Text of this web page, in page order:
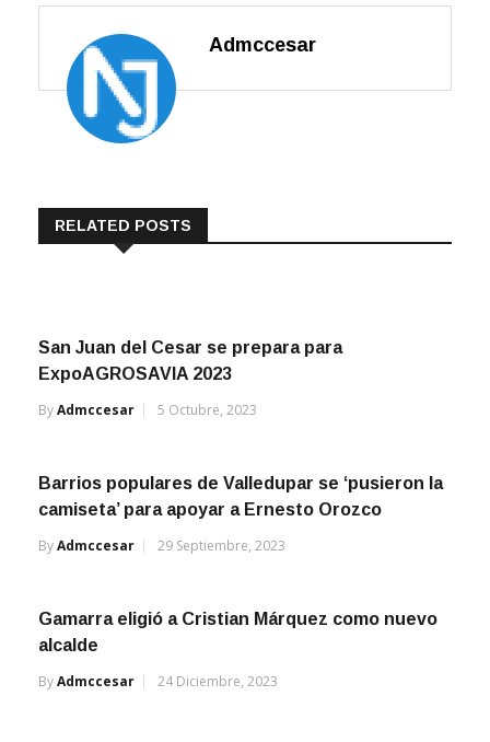
Admccesar
RELATED POSTS
San Juan del Cesar se prepara para
ExpoAGROSAVIA 2023
ByAdmccesar 5 Octubre, 2023
Barrios populares de Valledupar se ‘pusieron la
camiseta’ para apoyar a Ernesto Orozco
ByAdmccesar 29 Septiembre, 2023
Gamarra eligió a Cristian Márquez como nuevo
alcalde
ByAdmccesar 24 Diciembre, 2023